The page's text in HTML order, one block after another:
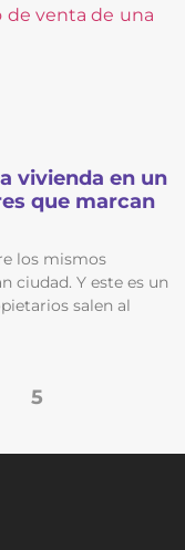
vivienda en un
que marcan
los mismos
ciudad. Y este es un
salen al
5